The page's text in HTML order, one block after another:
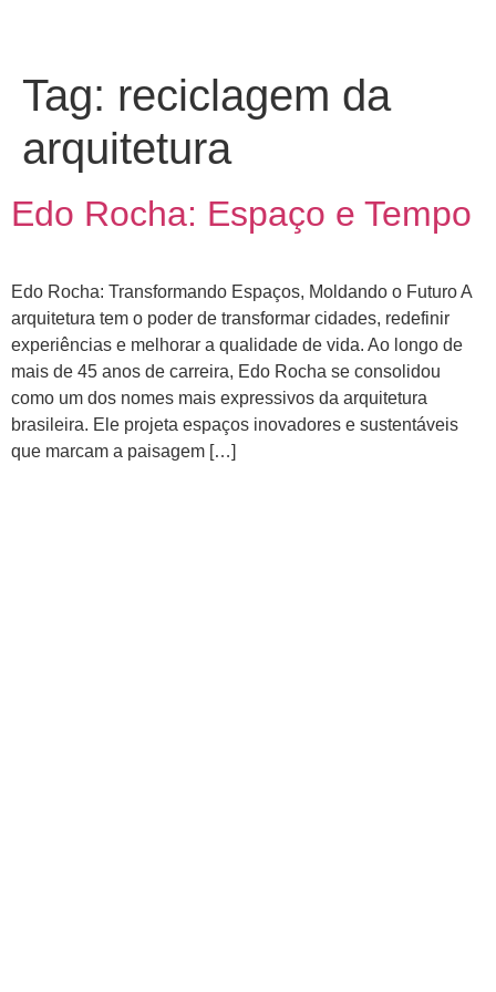
Tag: reciclagem da
arquitetura
Edo Rocha: Espaço e Tempo
Edo Rocha: Transformando Espaços, Moldando o Futuro A
arquitetura tem o poder de transformar cidades, redefinir
experiências e melhorar a qualidade de vida. Ao longo de
mais de 45 anos de carreira, Edo Rocha se consolidou
como um dos nomes mais expressivos da arquitetura
brasileira. Ele projeta espaços inovadores e sustentáveis
que marcam a paisagem […]